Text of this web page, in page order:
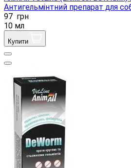
Антигельмінтний препарат для
97 грн
10 мл
Купити